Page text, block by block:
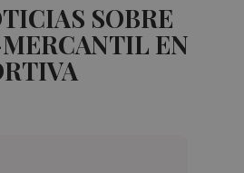
SOBRE
EN